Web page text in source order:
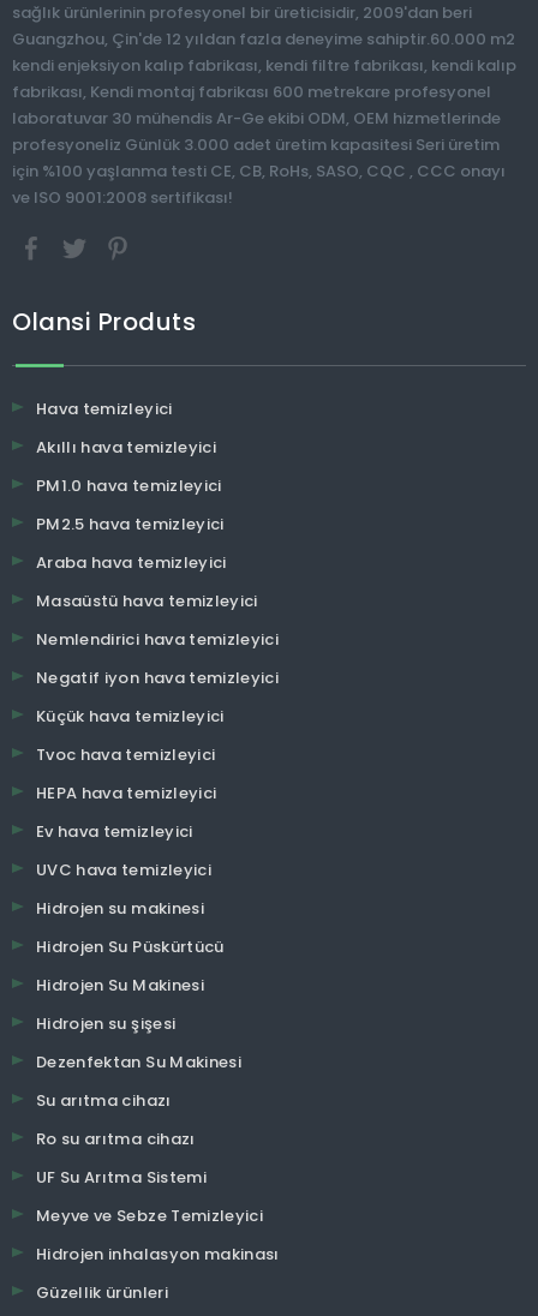
sağlık ürünlerinin profesyonel bir üreticisidir, 2009'dan beri
Guangzhou, Çin'de 12 yıldan fazla deneyime sahiptir.60.000 m2
kendi enjeksiyon kalıp fabrikası, kendi filtre fabrikası, kendi kalıp
fabrikası, Kendi montaj fabrikası 600 metrekare profesyonel
laboratuvar 30 mühendis Ar-Ge ekibi ODM, OEM hizmetlerinde
profesyoneliz Günlük 3.000 adet üretim kapasitesi Seri üretim
için %100 yaşlanma testi CE, CB, RoHs, SASO, CQC , CCC onayı
ve ISO 9001:2008 sertifikası!
Olansi Produts
Hava temizleyici
Akıllı hava temizleyici
PM1.0 hava temizleyici
PM2.5 hava temizleyici
Araba hava temizleyici
Masaüstü hava temizleyici
Nemlendirici hava temizleyici
Negatif iyon hava temizleyici
Küçük hava temizleyici
Tvoc hava temizleyici
HEPA hava temizleyici
Ev hava temizleyici
UVC hava temizleyici
Hidrojen su makinesi
Hidrojen Su Püskürtücü
Hidrojen Su Makinesi
Hidrojen su şişesi
Dezenfektan Su Makinesi
Su arıtma cihazı
Ro su arıtma cihazı
UF Su Arıtma Sistemi
Meyve ve Sebze Temizleyici
Hidrojen inhalasyon makinası
Güzellik ürünleri